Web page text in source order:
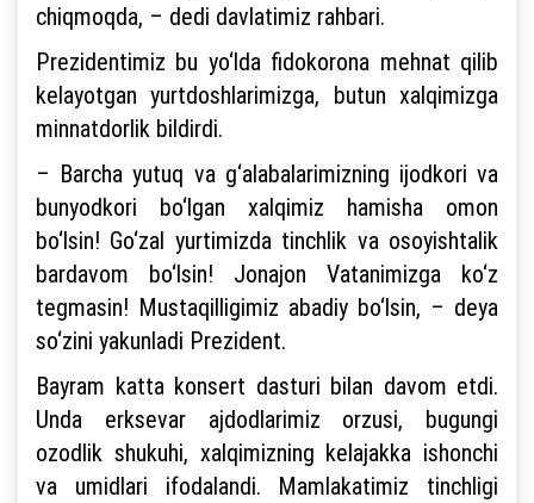
chiqmoqda, – dedi davlatimiz rahbari.
Prezidentimiz bu yo‘lda fidokorona mehnat qilib
kelayotgan yurtdoshlarimizga, butun xalqimizga
minnatdorlik bildirdi.
– Barcha yutuq va g‘alabalarimizning ijodkori va
bunyodkori bo‘lgan xalqimiz hamisha omon
bo‘lsin! Go‘zal yurtimizda tinchlik va osoyishtalik
bardavom bo‘lsin! Jonajon Vatanimizga ko‘z
tegmasin! Mustaqilligimiz abadiy bo‘lsin, – deya
so‘zini yakunladi Prezident.
Bayram katta konsert dasturi bilan davom etdi.
Unda erksevar ajdodlarimiz orzusi, bugungi
ozodlik shukuhi, xalqimizning kelajakka ishonchi
va umidlari ifodalandi. Mamlakatimiz tinchligi